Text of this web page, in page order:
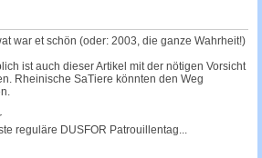
war et schön (oder: 2003, die ganze Wahrheit!)
ist auch dieser Artikel mit der nötigen Vorsicht
Rheinische SaTiere könnten den Weg
reguläre DUSFOR Patrouillentag...